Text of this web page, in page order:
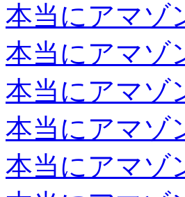
本当にアマゾ
本当にアマゾ
本当にアマゾ
本当にアマゾ
本当にアマゾ